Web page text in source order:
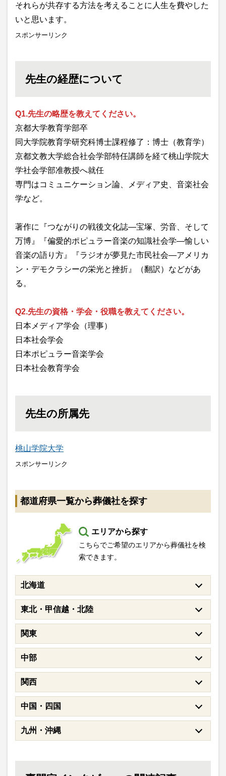
それらが共存する方法を考えることに人生を費やした
いと思います。
スポンサーリンク
先生の経歴について
Q1.先生の略歴を教えてください。
京都大学教育学部卒
同大学院教育学研究科博士課程修了：博士（教育学）
京都文教大学総合社会学部特任講師を経て桃山学院大
学社会学部准教授へ就任
専門はコミュニケーション論、メディア史、音楽社会
学など。
著作に『つながりの戦後文化誌—宝塚、労音、そして
万博』『偏愛的ポピュラー音楽の知識社会学—愉しい
音楽の語り方』『ラジオが夢見た市民社会—アメリカ
ン・デモクラシーの栄光と挫折』（翻訳）などがあ
る。
Q2.先生の資格・学会・役職を教えてください。
日本メディア学会（理事）
日本社会学会
日本ポピュラー音楽学会
日本社会教育学会
先生の所属先
桃山学院大学
スポンサーリンク
都道府県一覧から葬儀社を探す
エリアから探す
こちらでご希望のエリアから葬儀社を検
索できます。
北海道
東北・甲信越・北陸
関東
中部
関西
中国・四国
九州・沖縄